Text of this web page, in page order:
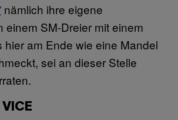
nämlich ihre eigene
einem SM-Dreier mit einem
hier am Ende wie eine Mandel
sei an dieser Stelle
VICE